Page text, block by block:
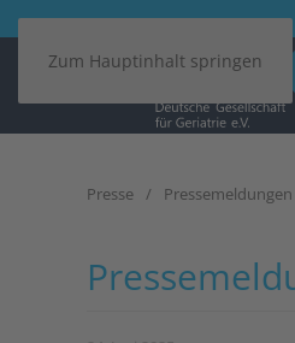
Zum Hauptinhalt springen
Presse Pressemeldungen